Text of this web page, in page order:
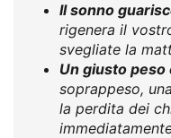
Il sonno
rigenera il
svegliate la
Un giusto
soprappeso,
la perdita dei